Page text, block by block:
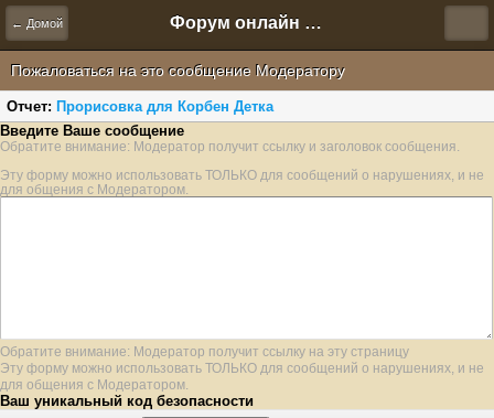
← Домой Форум онлайн игры "Новая Эра" (Нюра Биз)
Пожаловаться на это сообщение Модератору
Отчет: Прорисовка для Корбен Детка
Введите Ваше сообщение
Обратите внимание: Модератор получит ссылку и заголовок сообщения.
Эту форму можно использовать ТОЛЬКО для сообщений о нарушениях, и не
для общения с Модератором.
Обратите внимание: Модератор получит ссылку на эту страницу
Эту форму можно использовать ТОЛЬКО для сообщений о нарушениях, и не
для общения с Модератором.
Ваш уникальный код безопасности